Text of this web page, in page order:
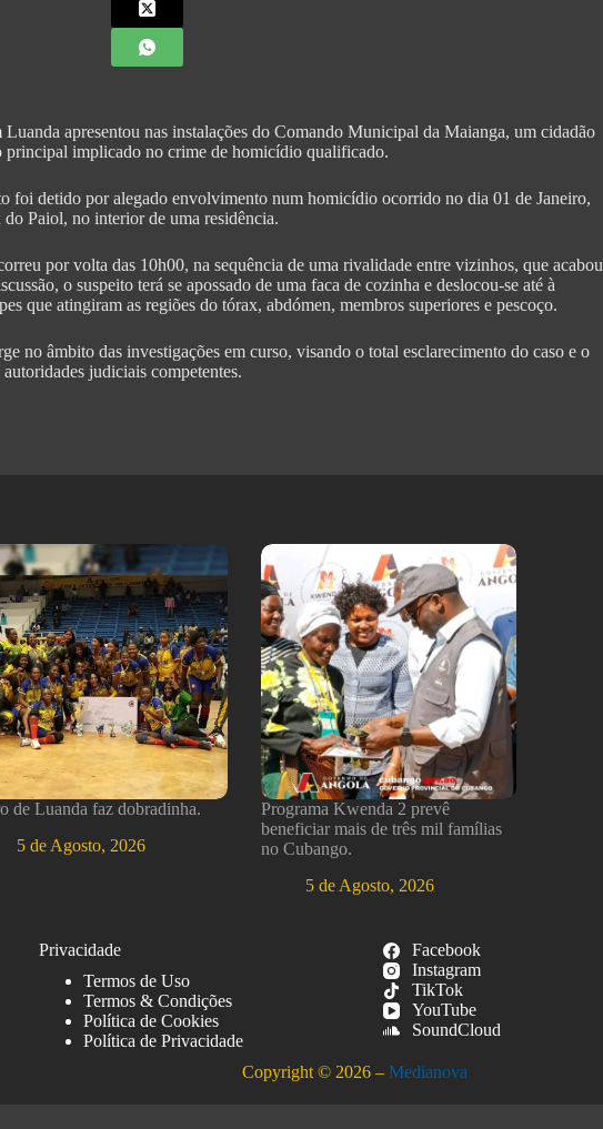
apresentou nas instalações do Comando Municipal da Maianga, um cidadão
principal implicado no crime de homicídio qualificado.
foi detido por alegado envolvimento num homicídio ocorrido no dia 01 de Janeiro,
Paiol, no interior de uma residência.
por volta das 10h00, na sequência de uma rivalidade entre vizinhos, que acabou
o suspeito terá se apossado de uma faca de cozinha e deslocou-se até à
que atingiram as regiões do tórax, abdómen, membros superiores e pescoço.
no âmbito das investigações em curso, visando o total esclarecimento do caso e o
judiciais competentes.
de Luanda faz dobradinha.
5 de Agosto, 2026
Programa Kwenda 2 prevê
beneficiar mais de três mil famílias
no Cubango.
5 de Agosto, 2026
Privacidade
Termos de Uso
Termos & Condições
Política de Cookies
Política de Privacidade
Facebook
Instagram
TikTok
YouTube
SoundCloud
Copyright © 2026 –Medianova